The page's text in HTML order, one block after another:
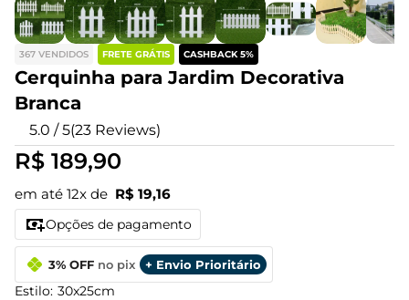
367 VENDIDOS FRETE GRÁTIS CASHBACK 5%
Cerquinha para Jardim Decorativa
Branca
5.0 / 5(23 Reviews)
R$ 189,90
em até 12x de R$ 19,16
Opções de pagamento
3% OFF no pix + Envio Prioritário
Estilo: 30x25cm